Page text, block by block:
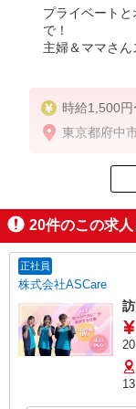
プライベート
で！
主婦＆ママさ
時給1,500
★週払いOK
東京都府中
20件のこの求
正社員
株式会社ASCare